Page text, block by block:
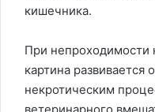
кишечника.
При непроходимости
картина развивается
некротическим